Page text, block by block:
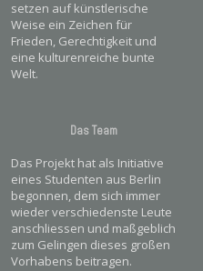
setzen auf künstlerische
Weise ein Zeichen für
Frieden, Gerechtigkeit und
eine kulturenreiche bunte
Welt.
Das Team
Das Projekt hat als Initiative
eines Studenten aus Berlin
begonnen, dem sich immer
wieder verschiedenste Leute
anschliessen und maßgeblich
zum Gelingen dieses großen
Vorhabens beitragen.